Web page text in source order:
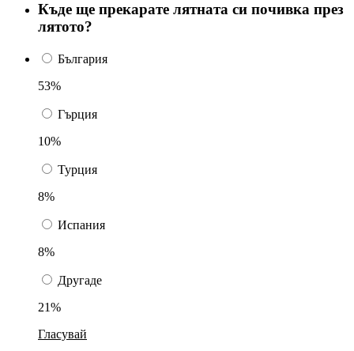
Къде ще прекарате лятната си почивка през
лятото?
България
53%
Гърция
10%
Турция
8%
Испания
8%
Другаде
21%
Гласувай